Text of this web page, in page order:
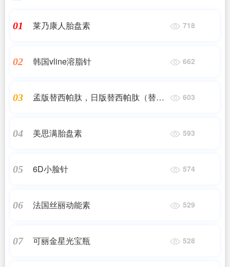
01 莱乃康人胎盘素 718
02 韩国vline溶脂针 662
03
孟版替西帕肽，日版替西帕肽（替尔
603
04 美思满胎盘素 593
05 6D小脸针 574
06 法国丝丽动能素 529
07 可丽金星光宝瓶 528